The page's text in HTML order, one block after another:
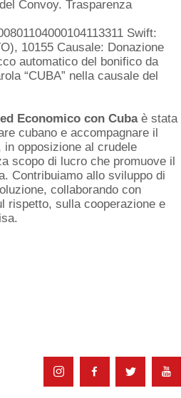
Convoy. Trasparenza
Swift:
10155 Causale: Donazione
automatico del bonifico da
“CUBA” nella causale del
Economico con Cubaè stata
cubano e accompagnare il
in opposizione al crudele
scopo di lucro che promuove il
Contribuiamo allo sviluppo di
collaborando con
rispetto, sulla cooperazione e